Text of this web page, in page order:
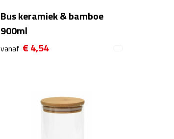
Bus keramiek & bamboe
900ml
vanaf € 4,54